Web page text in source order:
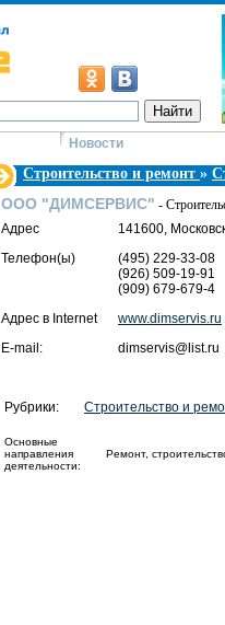
Новости
Строительство и ремонт »
ООО "ДИМСЕРВИС" -
Адрес
141600,
Телефон(ы)
(495) 229-33-08
(926) 509-19-91
(909) 679-679-4
Адрес в Internet
www.dimservis.ru
E-mail:
dimservis@list.ru
Рубрики: Строительство и
Основные
направления
деятельности:
Ремонт,